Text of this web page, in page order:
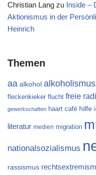
Christian Lang zu Inside –
Aktionismus in der
Heinrich
Themen
aa alkohol alkoholismus
fleckenkieker flucht freie
gewerkschaften haart café hilfe
literatur medien migration
nationalsozialismus
rassismus